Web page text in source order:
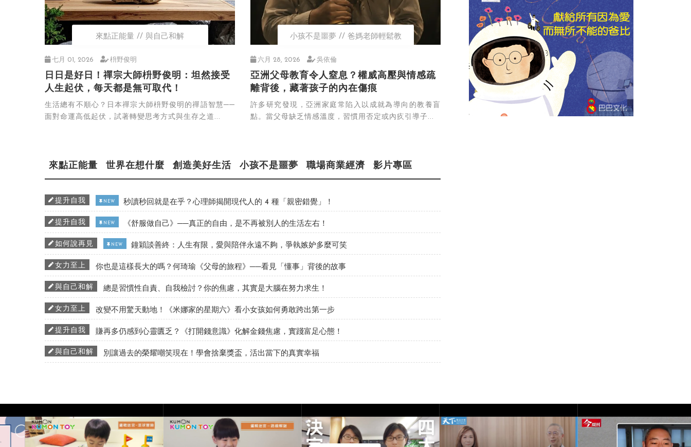
來點正能量 與自己和解
七月 01, 2026 枡野俊明
日日是好日！禪宗大師枡野俊明：坦然接受
人生起伏，每天都是無可取代！
生活總有不順心？日本禪宗大師枡野俊明的禪語智慧──
面對命運高低起伏，試著轉變思考方式與生存之道...
小孩不是噩夢 爸媽老師輕鬆教
六月 28, 2026 吳依倫
亞洲父母教育令人窒息？權威高壓與情感疏
離背後，藏著孩子的內在傷痕
許多研究發現，亞洲家庭常陷入以成就為導向的教養盲
點。當父母缺乏情感溫度，習慣用否定或內疚引導子...
來點正能量 世界在想什麼 創造美好生活 小孩不是噩夢 職場商業經濟 影片專區
提升自我 NEW 秒讀秒回就是在乎？心理師揭開現代人的 4 種「親密錯覺」！
提升自我 NEW 《舒服做自己》──真正的自由，是不再被別人的生活左右！
如何說再見 NEW 鐘穎談善終：人生有限，愛與陪伴永遠不夠，爭執嫉妒多麼可笑
女力至上 你也是這樣長大的嗎？何琦瑜《父母的旅程》──看見「懂事」背後的故事
與自己和解 總是習慣性自責、自我檢討？你的焦慮，其實是大腦在努力求生！
女力至上 改變不用驚天動地！《米娜家的星期六》看小女孩如何勇敢跨出第一步
提升自我 賺再多仍感到心靈匱乏？《打開錢意識》化解金錢焦慮，實踐富足心態！
與自己和解 別讓過去的榮耀嘲笑現在！學會捨棄獎盃，活出當下的真實幸福